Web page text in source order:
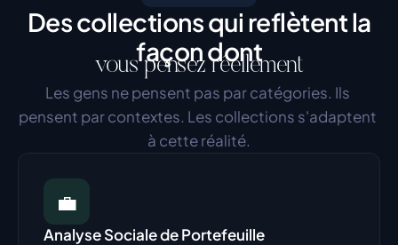
Des collections qui reflètent la
façon dont
vous pensez réellement
Les gens ne pensent pas par catégories. Ils
pensent par contextes. Les collections s'adaptent
à cette réalité.
💼
Analyse Sociale de Portefeuille